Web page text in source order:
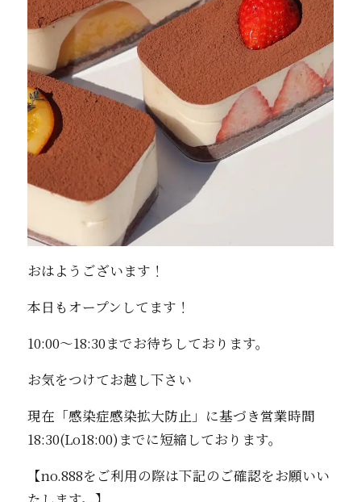
おはようございます！
本日もオープンしてます！
10:00〜18:30までお待ちしております。
お気をつけてお越し下さい
現在「感染症感染拡大防止」に基づき営業時間
18:30(Lo18:00)までに短縮しております。
【no.888をご利用の際は下記のご確認をお願いい